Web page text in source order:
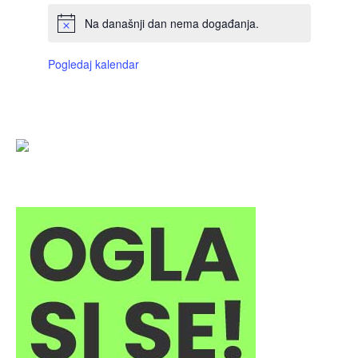
Na današnji dan nema događanja.
Pogledaj kalendar